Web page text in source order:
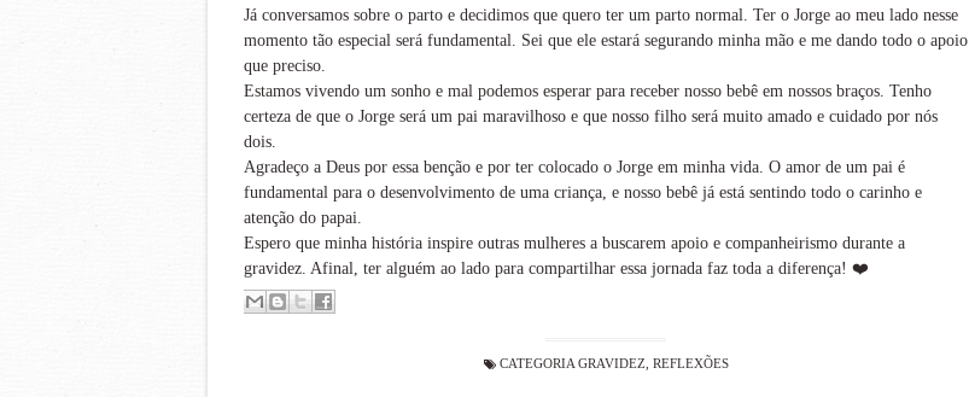
Já conversamos sobre o parto e decidimos que quero ter um parto normal. Ter o Jorge ao meu lado nesse
momento tão especial será fundamental. Sei que ele estará segurando minha mão e me dando todo o apoio
que preciso.
Estamos vivendo um sonho e mal podemos esperar para receber nosso bebê em nossos braços. Tenho
certeza de que o Jorge será um pai maravilhoso e que nosso filho será muito amado e cuidado por nós
dois.
Agradeço a Deus por essa benção e por ter colocado o Jorge em minha vida. O amor de um pai é
fundamental para o desenvolvimento de uma criança, e nosso bebê já está sentindo todo o carinho e
atenção do papai.
Espero que minha história inspire outras mulheres a buscarem apoio e companheirismo durante a
gravidez. Afinal, ter alguém ao lado para compartilhar essa jornada faz toda a diferença! ❤️
CATEGORIA GRAVIDEZ REFLEXÕES